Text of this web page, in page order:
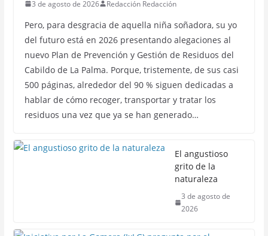
3 de agosto de 2026 Redacción Redacción
Pero, para desgracia de aquella niña soñadora, su yo
del futuro está en 2026 presentando alegaciones al
nuevo Plan de Prevención y Gestión de Residuos del
Cabildo de La Palma. Porque, tristemente, de sus casi
500 páginas, alrededor del 90 % siguen dedicadas a
hablar de cómo recoger, transportar y tratar los
residuos una vez que ya se han generado…
El angustioso
grito de la
naturaleza
3 de agosto de
2026